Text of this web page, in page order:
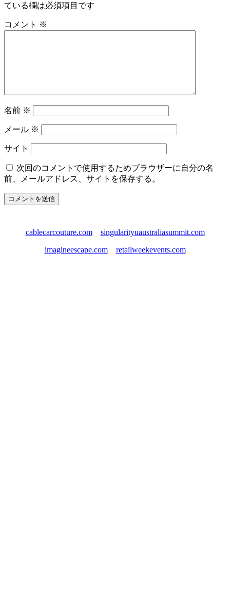
ている欄は必須項目です
コメント ※
名前 ※
メール ※
サイト
次回のコメントで使用するためブラウザーに自分の名
前、メールアドレス、サイトを保存する。
cablecarcouture.com
singularityuaustraliasummit.com
imagineescape.com
retailweekevents.com